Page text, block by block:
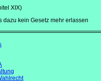
XIX)
dazu kein Gesetz mehr erlassen